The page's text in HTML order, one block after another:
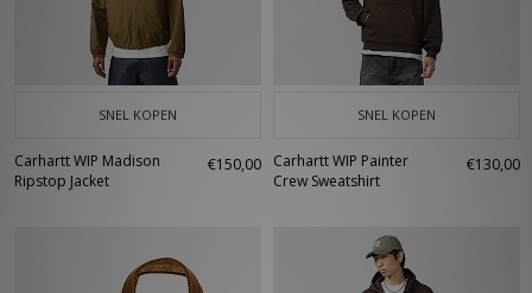
SNEL KOPEN
Carhartt WIP Madison
Ripstop Jacket
€150,00
SNEL KOPEN
Carhartt WIP Painter
Crew Sweatshirt
€130,00